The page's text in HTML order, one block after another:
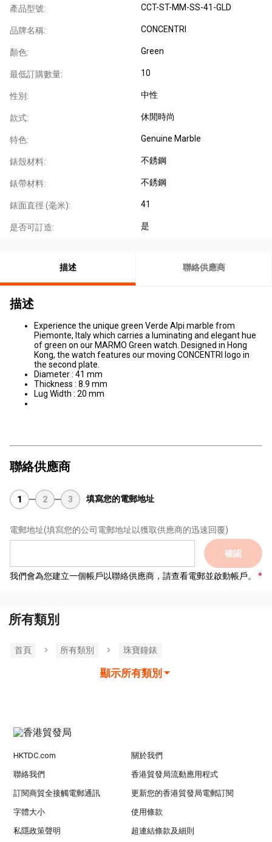
產品型號: CCT-ST-MM-SS-41-GLD
品牌名稱: CONCENTRI
顏色: Green
最低訂購數量: 10
性別: 中性
款式: 休閒時尚
特色: Genuine Marble
錶殼材料: 不銹鋼
錶帶材料: 不銹鋼
錶面直徑 (毫米): 41
是否可訂造: 是
描述 聯絡供應商
描述
Experience the unique green Verde Alpi marble from
Piemonte, Italy which carries a luminating and elegant hue
of green on our MARMO Green watch. Designed in Hong
Kong, the watch features our moving CONCENTRI logo in
the second plate.
Diameter : 41 mm
Thickness : 8.9 mm
Lug Width : 20 mm
聯絡供應商
1 2 3 填寫您的電郵地址
電郵地址(填寫您的公司電郵地址以獲取供應商的迅速回覆)
確認
我們會為您建立一個帳戶以聯絡供應商，請查看電郵並啟動帳戶。
所有類別
首頁 所有類別 珠寶鐘錶
顯示所有類別
HKTDC.com 關於我們
聯絡我們 香港貿發局流動應用程式
訂閱商貿全接觸電郵通訊 更新您的香港貿發局電郵訂閱
字體大小 使用條款
私隱政策聲明 超連結條款及細則